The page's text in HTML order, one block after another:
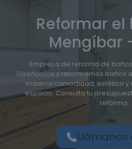
Reformar el
Mengíbar
Empresa de reforma de
Diseñamos y reformamos baños
máxima comodidad, estética
espacio. Consulta tu
reforma.
Llámanos